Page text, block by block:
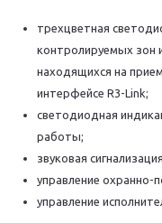
трехцветная
контролируемых зон
находящихся на
интерфейсе R3-Link;
светодиодная
работы;
звуковая
управление
управление